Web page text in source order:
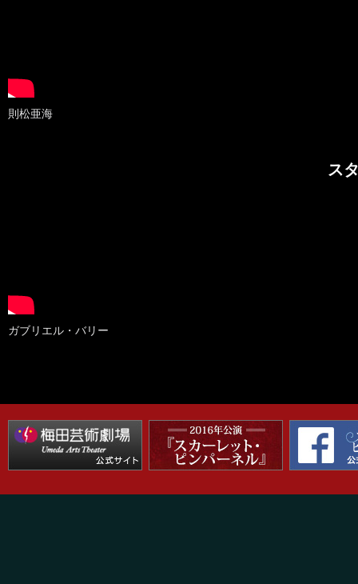
則松亜海
ス
ガブリエル・バリー